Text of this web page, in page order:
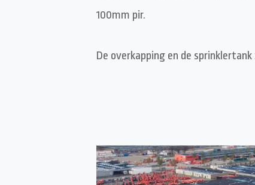
100mm pir.
De overkapping en de